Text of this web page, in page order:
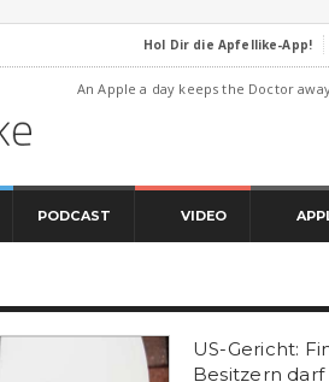
Hol Dir die Apfellike-App!
An Apple a day keeps the Doctor
PODCAST VIDEO
US-Gericht:
Besitzern